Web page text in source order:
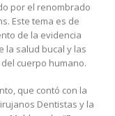
por el renombrado
Este tema es de
de la evidencia
la salud bucal y las
del cuerpo humano.
, que contó con la
Dentistas y la